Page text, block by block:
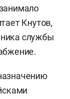
Кнутов,
службы